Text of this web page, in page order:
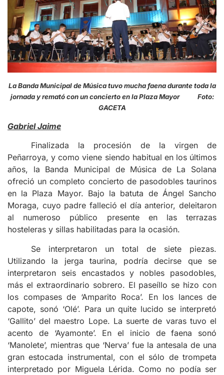
La Banda Municipal de Música tuvo mucha faena durante toda la
jornada y remató con un concierto en la Plaza Mayor Foto:
GACETA
Gabriel Jaime
Finalizada la procesión de la virgen de
Peñarroya, y como viene siendo habitual en los últimos
años, la Banda Municipal de Música de La Solana
ofreció un completo concierto de pasodobles taurinos
en la Plaza Mayor. Bajo la batuta de Ángel Sancho
Moraga, cuyo padre falleció el día anterior, deleitaron
al numeroso público presente en las terrazas
hosteleras y sillas habilitadas para la ocasión.
Se interpretaron un total de siete piezas.
Utilizando la jerga taurina, podría decirse que se
interpretaron seis encastados y nobles pasodobles,
más el extraordinario sobrero. El paseíllo se hizo con
los compases de ‘Amparito Roca’. En los lances de
capote, sonó ‘Olé’. Para un quite lucido se interpretó
‘Gallito’ del maestro Lope. La suerte de varas tuvo el
acento de ‘Ayamonte’. En el inicio de faena sonó
‘Manolete’, mientras que ‘Nerva’ fue la antesala de una
gran estocada instrumental, con el sólo de trompeta
interpretado por Miguela Lérida. Como no podía ser